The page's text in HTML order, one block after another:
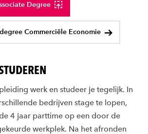
Degree
Commerciële Economie
werk en studeer je tegelijk. In
bedrijven stage te lopen,
4 jaar parttime op een door de
werkplek. Na het afronden